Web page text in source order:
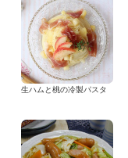
生ハムと桃の冷製パスタ